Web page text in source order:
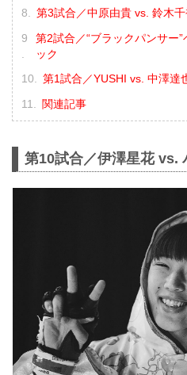
第3試合／中原由貴 vs. 鈴木
第2試合／“ブラックパンサー
ック
第1試合／YUSHI vs. 中澤達
関連記事
第10試合／伊澤星花 vs.